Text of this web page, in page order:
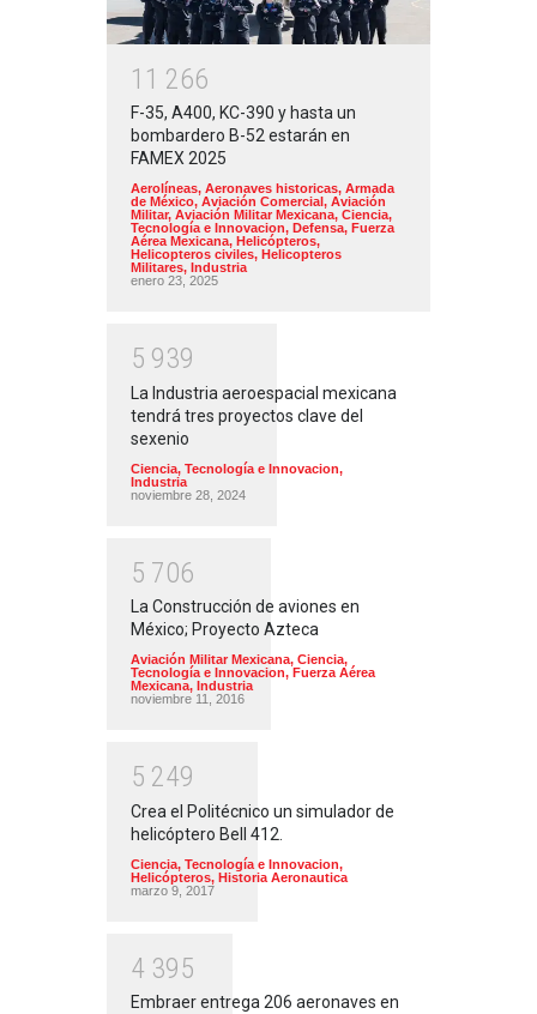
1 1 266
F-35, A400, KC-390 y hasta un
bombardero B-52 estarán en
FAMEX 2025
Aerolíneas, Aeronaves historicas, Armada
de México, Aviación Comercial, Aviación
Militar, Aviación Militar Mexicana, Ciencia,
Tecnología e Innovacion, Defensa, Fuerza
Aérea Mexicana, Helicópteros,
Helicopteros civiles, Helicopteros
Militares, Industria
enero 23, 2025
5 939
La Industria aeroespacial mexicana
tendrá tres proyectos clave del
sexenio
Ciencia, Tecnología e Innovacion,
Industria
noviembre 28, 2024
5 706
La Construcción de aviones en
México; Proyecto Azteca
Aviación Militar Mexicana, Ciencia,
Tecnología e Innovacion, Fuerza Aérea
Mexicana, Industria
noviembre 11, 2016
5 249
Crea el Politécnico un simulador de
helicóptero Bell 412.
Ciencia, Tecnología e Innovacion,
Helicópteros, Historia Aeronautica
marzo 9, 2017
4 395
Embraer entrega 206 aeronaves en